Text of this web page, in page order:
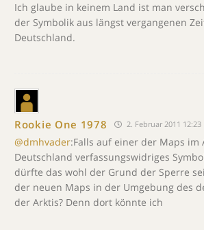
Ich glaube in keinem Land ist man
der Symbolik aus längst vergangenen
Deutschland.
Rookie One 1978 2. Februar 2011 12:23
@dmhvader:Falls auf einer der Maps im
Deutschland verfassungswidriges
dürfte das wohl der Grund der Sperre
der neuen Maps in der Umgebung des
der Arktis? Denn dort könnte ich